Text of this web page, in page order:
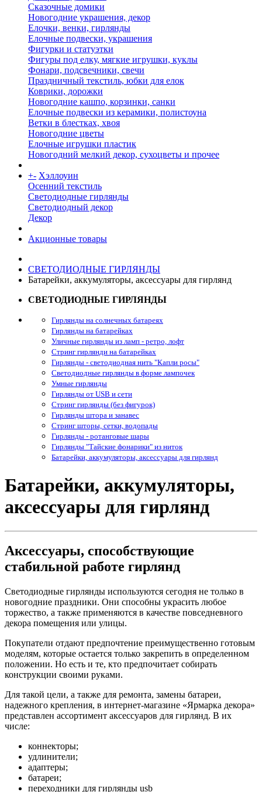
Сказочные домики
Новогодние украшения, декор
Елочки, венки, гирлянды
Елочные подвески, украшения
Фигурки и статуэтки
Фигуры под елку, мягкие игрушки, куклы
Фонари, подсвечники, свечи
Праздничный текстиль, юбки для елок
Коврики, дорожки
Новогодние кашпо, корзинки, санки
Елочные подвески из керамики, полистоуна
Ветки в блестках, хвоя
Новогодние цветы
Елочные игрушки пластик
Новогодний мелкий декор, сухоцветы и прочее
+- Хэллоуин
Осенний текстиль
Светодиодные гирлянды
Светодиодный декор
Декор
Акционные товары
СВЕТОДИОДНЫЕ ГИРЛЯНДЫ
Батарейки, аккумуляторы, аксессуары для гирлянд
СВЕТОДИОДНЫЕ ГИРЛЯНДЫ
Гирлянды на солнечных батареях
Гирлянды на батарейках
Уличные гирлянды из ламп - ретро, лофт
Стринг гирлянди на батарейках
Гирлянды - светодиодная нить "Капли росы"
Светодиодные гирлянды в форме лампочек
Умные гирлянды
Гирлянды от USB и сети
Стринг гирлянды (без фигурок)
Гирлянды штора и занавес
Стринг шторы, сетки, водопады
Гирлянды - ротанговые шары
Гирлянды "Тайские фонарики" из ниток
Батарейки, аккумуляторы, аксессуары для гирлянд
Батарейки, аккумуляторы,
аксессуары для гирлянд
Аксессуары, способствующие
стабильной работе гирлянд
Светодиодные гирлянды используются сегодня не только в
новогодние праздники. Они способны украсить любое
торжество, а также применяются в качестве повседневного
декора помещения или улицы.
Покупатели отдают предпочтение преимущественно готовым
моделям, которые остается только закрепить в определенном
положении. Но есть и те, кто предпочитает собирать
конструкции своими руками.
Для такой цели, а также для ремонта, замены батареи,
надежного крепления, в интернет-магазине «Ярмарка декора»
представлен ассортимент аксессуаров для гирлянд. В их
числе:
коннекторы;
удлинители;
адаптеры;
батареи;
переходники для гирлянды usb